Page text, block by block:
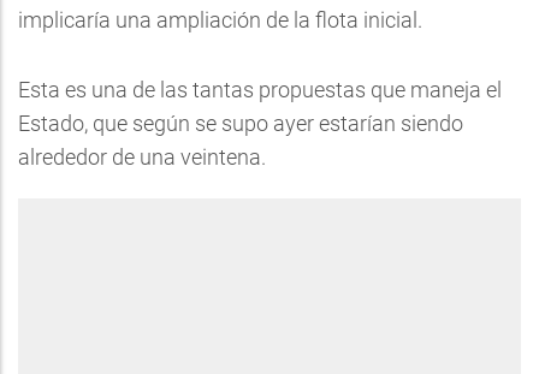
implicaría una ampliación de la flota inicial.
Esta es una de las tantas propuestas que maneja el
Estado, que según se supo ayer estarían siendo
alrededor de una veintena.